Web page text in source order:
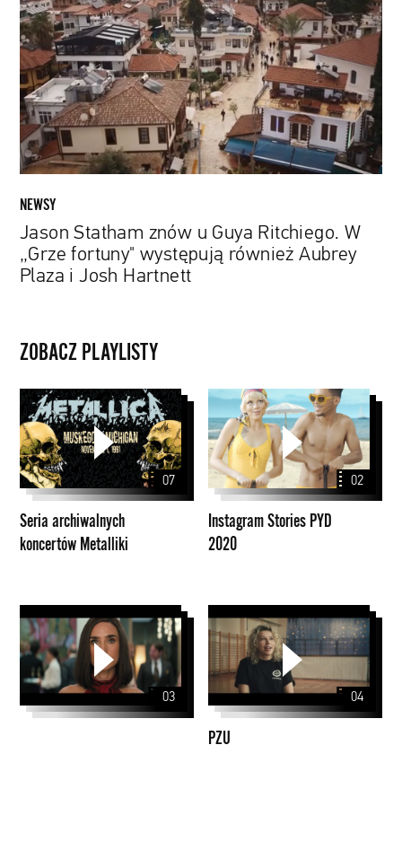
u
Guya
Ritchiego.
W
„Grze
fortuny"
występują
również
Aubrey
i
Josh
Hartnett
NEWSY
Jason Statham znów u Guya Ritchiego. W
„Grze fortuny" występują również Aubrey
Plaza i Josh Hartnett
ZOBACZ PLAYLISTY
Seria
archiwalnych
koncertów
Metalliki
07
Seria archiwalnych
koncertów Metalliki
Instagram
Stories
PYD
2020
02
Instagram Stories PYD
2020
03
PZU
04
PZU